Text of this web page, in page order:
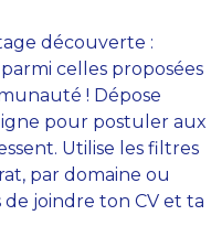
découverte :
celles proposées
! Dépose
pour postuler aux
Utilise les filtres
par domaine ou
de joindre ton CV et ta